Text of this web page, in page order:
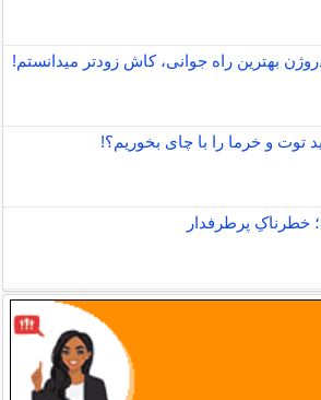
بهترین راه جوانی، کاش زودتر میدانستم!
توت و خرما را با چای بخوریم؟!
خطرناکِ پرطرفدار